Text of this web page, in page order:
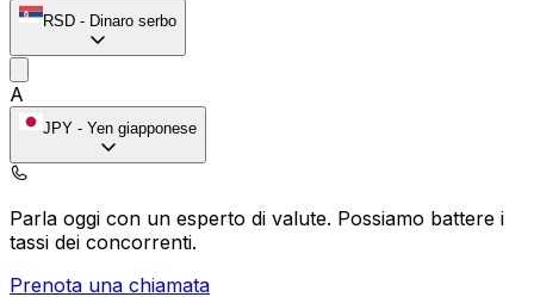
RSD - Dinaro serbo
A
JPY - Yen giapponese
Parla oggi con un esperto di valute. Possiamo battere i
tassi dei concorrenti.
Prenota una chiamata